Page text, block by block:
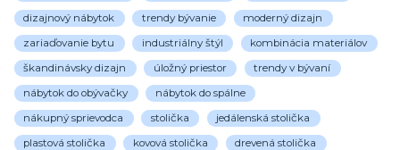
dizajnový nábytok trendy bývanie moderný dizajn
zariaďovanie bytu industriálny štýl kombinácia materiálov
škandinávsky dizajn úložný priestor trendy v bývaní
nábytok do obývačky nábytok do spálne
nákupný sprievodca stolička jedálenská stolička
plastová stolička kovová stolička drevená stolička